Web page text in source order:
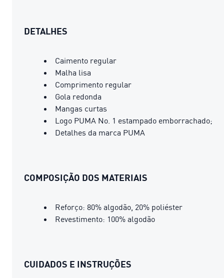
DETALHES
Caimento regular
Malha lisa
Comprimento regular
Gola redonda
Mangas curtas
Logo PUMA No. 1 estampado emborrachado;
Detalhes da marca PUMA
COMPOSIÇÃO DOS MATERIAIS
Reforço: 80% algodão, 20% poliéster
Revestimento: 100% algodão
CUIDADOS E INSTRUÇÕES